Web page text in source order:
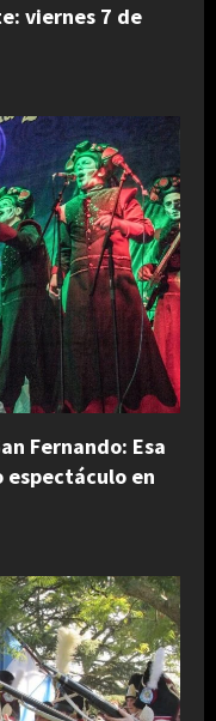
viernes 7 de
Fernando: Esa
espectáculo en